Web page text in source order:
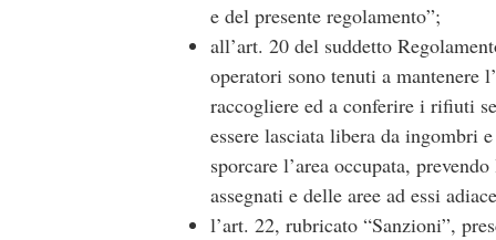
e del presente regolamento”;
all’art. 20 del suddetto
operatori sono tenuti a mantenere
raccogliere ed a conferire i rifiuti
essere lasciata libera da ingombri
sporcare l’area occupata,
assegnati e delle aree ad essi
l’art. 22, rubricato “Sanzioni”,